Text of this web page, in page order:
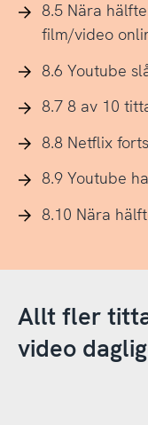
8.5 Nära
film/video
8.6 Youtube
8.7 8 av 10
8.8 Netflix
8.9 Youtube
8.10 Nära
Allt fler
video